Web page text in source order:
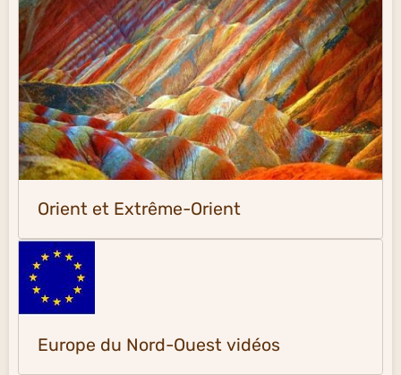
Orient et Extrême-Orient
Europe du Nord-Ouest vidéos